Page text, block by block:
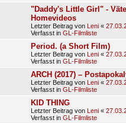
"Daddy's Little Girl" -
Homevideos
Letzter Beitrag von Leni «
Verfasst in GL-Filmliste
Period. (a Short Film)
Letzter Beitrag von Leni «
Verfasst in GL-Filmliste
ARCH (2017) –
Letzter Beitrag von Leni «
Verfasst in GL-Filmliste
KID THING
Letzter Beitrag von Leni «
Verfasst in GL-Filmliste